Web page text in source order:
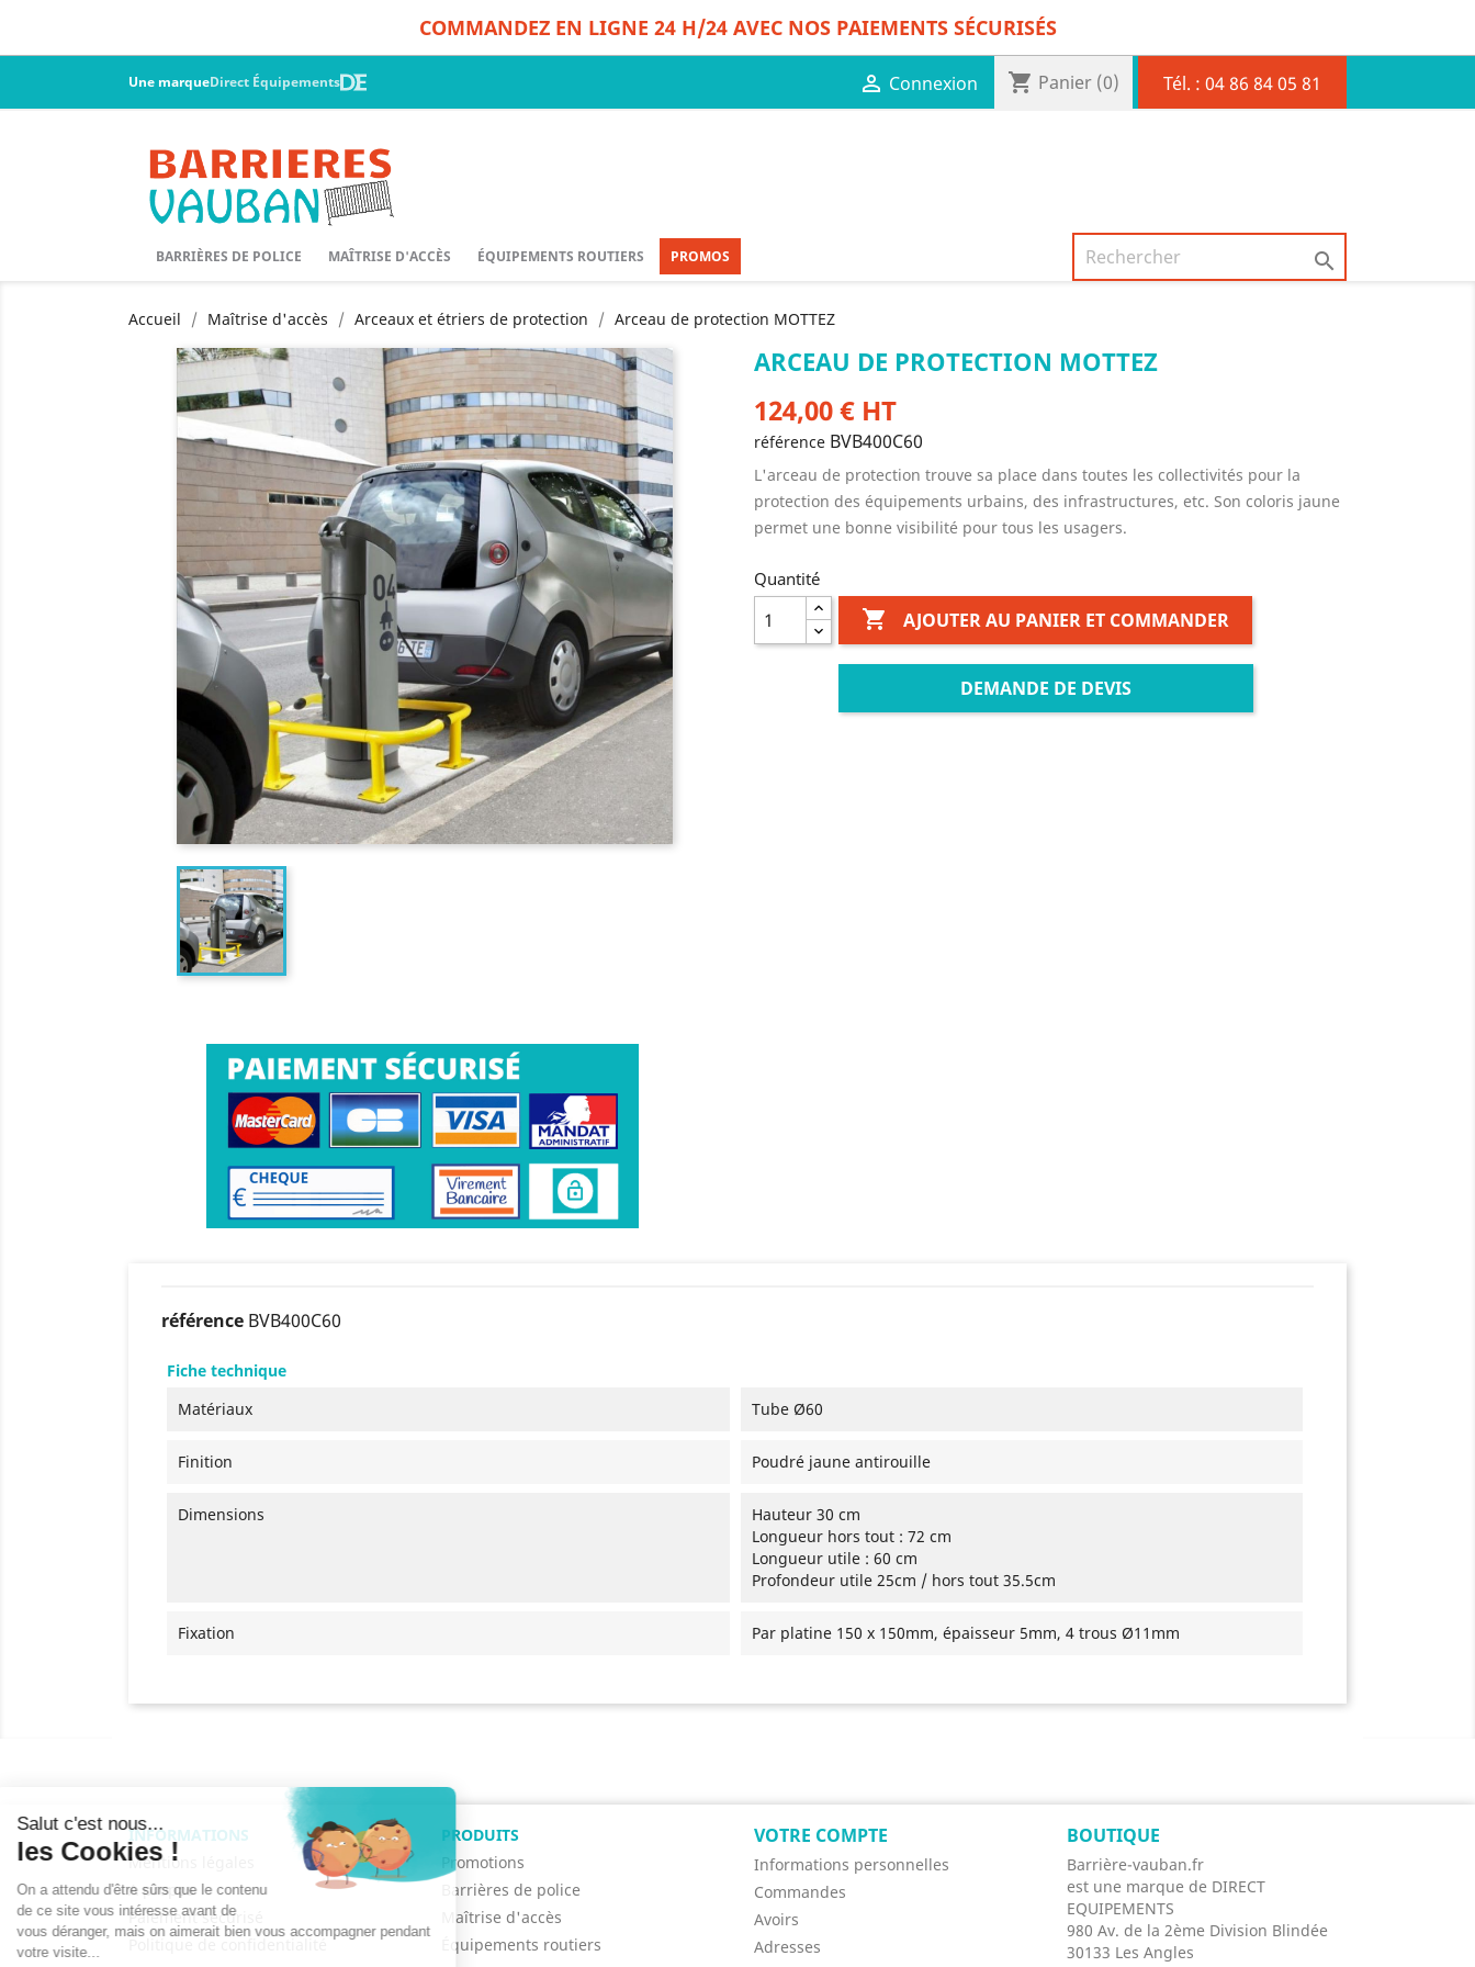
COMMANDEZ EN LIGNE 24 H/24 AVEC NOS PAIEMENTS SÉCURISÉS
Une marqueDirect Équipements  Connexion shopping_cart Panier (0) Tél. : 04 86 84 05 81
BARRIÈRES DE POLICE MAÎTRISE D'ACCÈS ÉQUIPEMENTS ROUTIERS PROMOS 
Accueil Maîtrise d'accès Arceaux et étriers de protection Arceau de protection MOTTEZ
ARCEAU DE PROTECTION MOTTEZ
124,00 € HT
référence BVB400C60
L'arceau de protection trouve sa place dans toutes les collectivités pour la
protection des équipements urbains, des infrastructures, etc. Son coloris jaune
permet une bonne visibilité pour tous les usagers.
Quantité
 AJOUTER AU PANIER ET COMMANDER
DEMANDE DE DEVIS
référence BVB400C60
Fiche technique
Matériaux
Tube Ø60
Finition Poudré jaune antirouille
Dimensions
Hauteur 30 cm
Longueur hors tout : 72 cm
Longueur utile : 60 cm
Profondeur utile 25cm / hors tout 35.5cm
Fixation Par platine 150 x 150mm, épaisseur 5mm, 4 trous Ø11mm
INFORMATIONS
Mentions légales
A propos
Paiement sécurisé
PRODUITS
Promotions
Barrières de police
Maîtrise d'accès
Équipements routiers
VOTRE COMPTE
Informations personnelles
Commandes
Avoirs
Adresses
BOUTIQUE
Barrière-vauban.fr
est une marque de DIRECT
EQUIPEMENTS
980 Av. de la 2ème Division Blindée
30133 Les Angles